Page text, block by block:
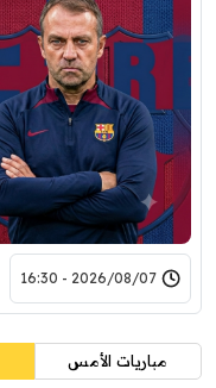
2026/08/07 - 16:30
مباريات الأمس